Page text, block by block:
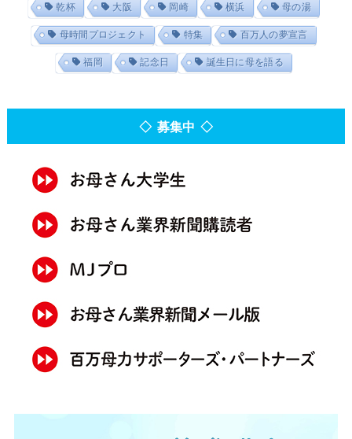
乾杯 大阪 岡崎 横浜 母の湯
母時間プロジェクト 特集 百万人の夢宣言
福岡 記念日 誕生日に母を語る
◇ 募集中 ◇